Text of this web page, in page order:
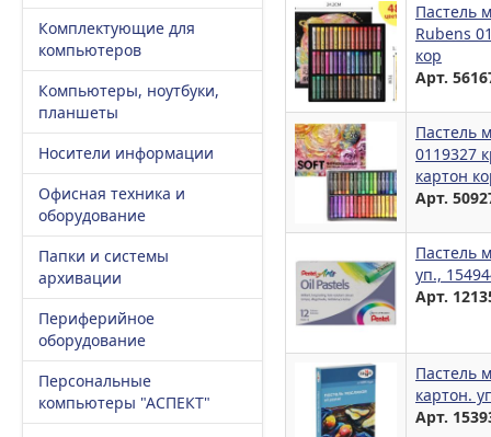
Комплектующие для
компьютеров
Компьютеры, ноутбуки,
планшеты
Носители информации
Офисная техника и
оборудование
Папки и системы
архивации
Периферийное
оборудование
Персональные
компьютеры "АСПЕКТ"
Пастель
Rubens
кор
Арт.
Пастель
0119327
картон
Арт.
Пастель
уп.,
Арт.
Пастель
картон.
Арт.